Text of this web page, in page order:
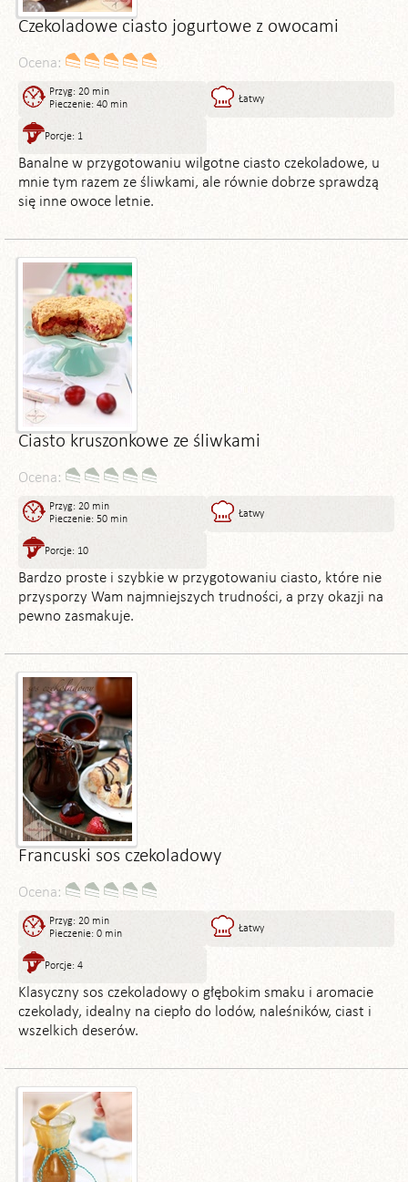
Czekoladowe ciasto jogurtowe z owocami
Ocena:
Przyg: 20 min
Pieczenie: 40 min
Łatwy
Porcje: 1
Banalne w przygotowaniu wilgotne ciasto czekoladowe, u
mnie tym razem ze śliwkami, ale równie dobrze sprawdzą
się inne owoce letnie.
Ciasto kruszonkowe ze śliwkami
Ocena:
Przyg: 20 min
Pieczenie: 50 min
Łatwy
Porcje: 10
Bardzo proste i szybkie w przygotowaniu ciasto, które nie
przysporzy Wam najmniejszych trudności, a przy okazji na
pewno zasmakuje.
Francuski sos czekoladowy
Ocena:
Przyg: 20 min
Pieczenie: 0 min
Łatwy
Porcje: 4
Klasyczny sos czekoladowy o głębokim smaku i aromacie
czekolady, idealny na ciepło do lodów, naleśników, ciast i
wszelkich deserów.